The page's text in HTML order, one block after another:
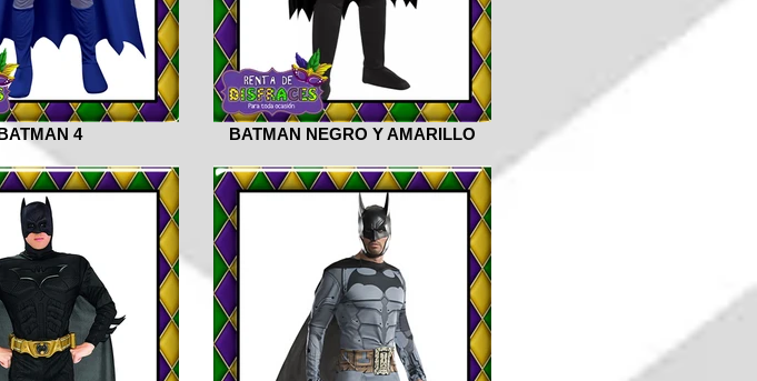
4 BATMAN NEGRO Y AMARILLO